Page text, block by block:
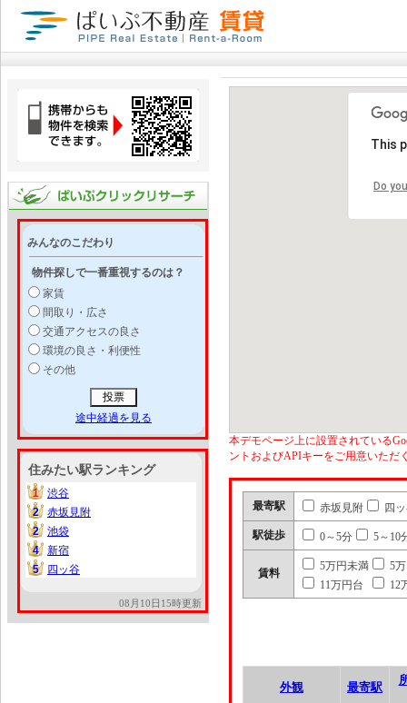
みんなのこだわり
物件探しで一番重視するのは？
家賃
間取り・広さ
交通アクセスの良さ
環境の良さ・利便性
その他
途中経過を見る
住みたい駅ランキング
1
1
渋谷
2
2
赤坂見附
2
2
池袋
4
4
新宿
5
5 四ッ谷
08月10日15時更新
This
Do
本デモページ上に設置されている
ントおよびAPIキーをご用意いただ
最寄駅 赤坂見附 四
駅徒歩 0～5分 5～10
賃料
5万円未満
5
11万円台
12
外観 最寄駅